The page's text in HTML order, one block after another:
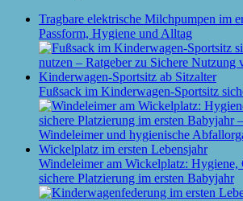
Tragbare elektrische Milchpumpen im
Passform, Hygiene und Alltag
Fußsack im Kinderwagen-Sportsitz
Windeleimer am Wickelplatz: Hygiene,
sichere Platzierung im ersten Babyjahr